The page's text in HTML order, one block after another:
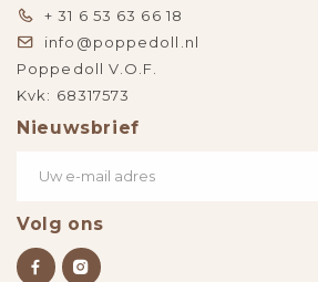
+ 31 6 53 63 66 18
info@poppedoll.nl
Poppedoll V.O.F.
Kvk: 68317573
Nieuwsbrief
Volg ons